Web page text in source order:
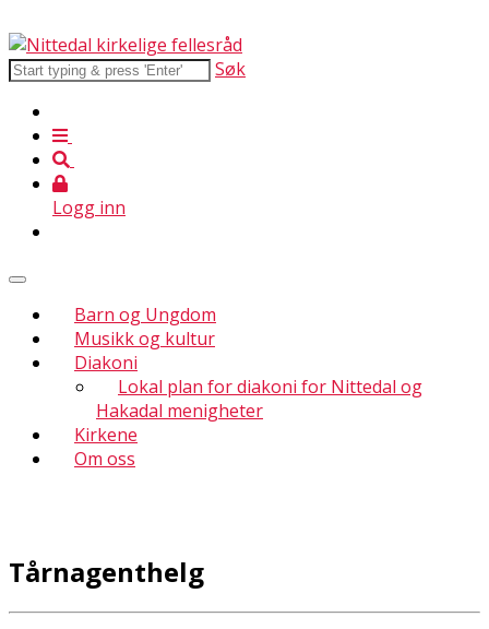
Søk
Logg inn
Barn og Ungdom
Musikk og kultur
Diakoni
Lokal plan for diakoni for Nittedal og
Hakadal menigheter
Kirkene
Om oss
Tårnagenthelg